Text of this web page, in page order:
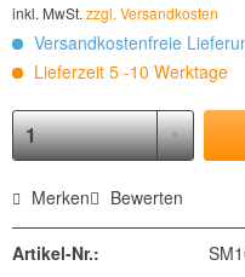
inkl. MwSt. zzgl. Versandkosten
Versandkostenfreie
Lieferzeit 5 -10 Werktage
Merken Bewerten
Artikel-Nr.: